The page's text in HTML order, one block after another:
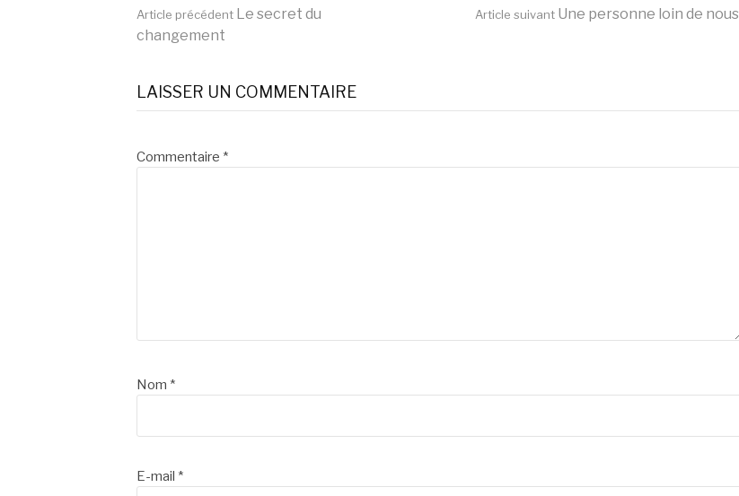
Lire
la
suite
Article précédent Le secret du
changement
Article suivant Une personne loin de nous
LAISSER UN COMMENTAIRE
Commentaire *
Nom *
E-mail *